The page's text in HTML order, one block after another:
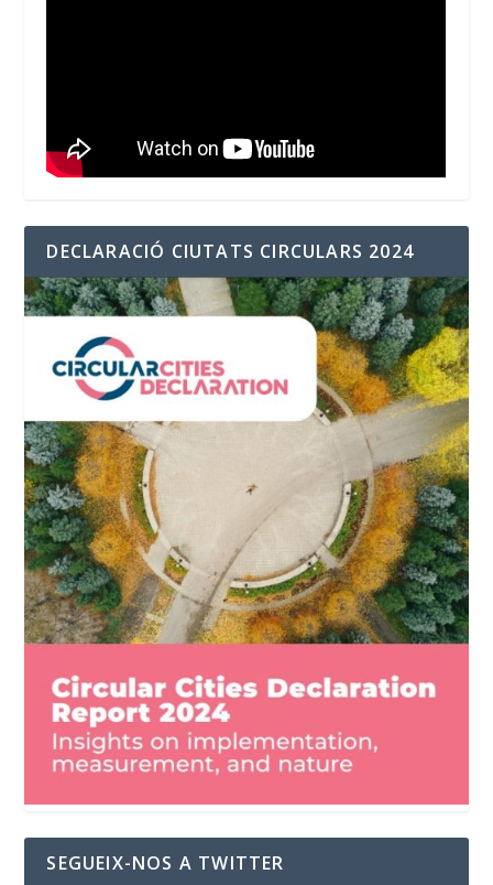
DECLARACIÓ CIUTATS CIRCULARS 2024
SEGUEIX-NOS A TWITTER